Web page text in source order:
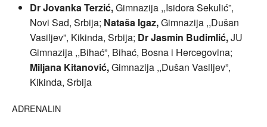
Dr Jovanka Terzić,Gimnazija ,,Isidora Sekulić”,
Novi Sad, Srbija; Nataša Igaz,Gimnazija ,,Dušan
Vasiljev”, Kikinda, Srbija; Dr Jasmin Budimlić,JU
Gimnazija ,,Bihać”, Bihać, Bosna i Hercegovina;
Miljana Kitanović,Gimnazija ,,Dušan Vasiljev”,
Kikinda, Srbija
ADRENALIN